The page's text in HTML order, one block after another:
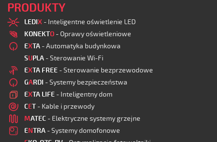
PRODUKTY
LEDIX - Inteligentne oświetlenie LED
KONEKTO - Oprawy oświetleniowe
EXTA - Automatyka budynkowa
SUPLA - Sterowanie Wi-Fi
EXTA FREE - Sterowanie bezprzewodowe
GARDI - Systemy bezpieczeństwa
EXTA LIFE - Inteligentny dom
CET - Kable i przewody
MATEC - Elektryczne systemy grzejne
ENTRA - Systemy domofonowe